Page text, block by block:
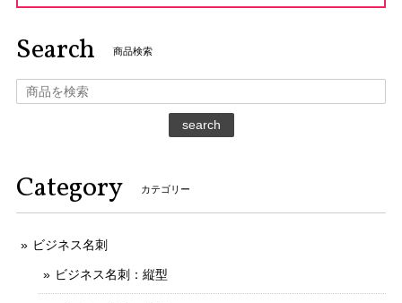
Search 商品検索
search
Category カテゴリー
ビジネス名刺
ビジネス名刺：縦型